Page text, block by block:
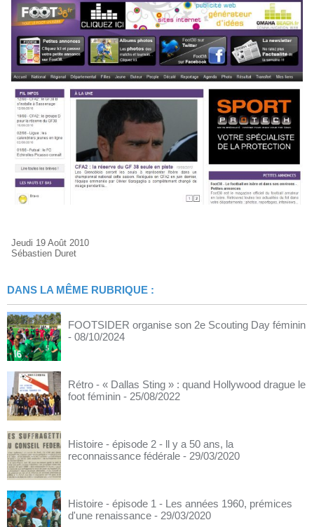
Jeudi 19 Août 2010
Sébastien Duret
DANS LA MÊME RUBRIQUE :
FOOTSIDER organise son 2e Scouting Day féminin
- 08/10/2024
Rétro - « Dallas Sting » : quand Hollywood drague le
foot féminin - 25/08/2022
Histoire - épisode 2 - ll y a 50 ans, la
reconnaissance fédérale - 29/03/2020
Histoire - épisode 1 - Les années 1960, prémices
d'une renaissance - 29/03/2020